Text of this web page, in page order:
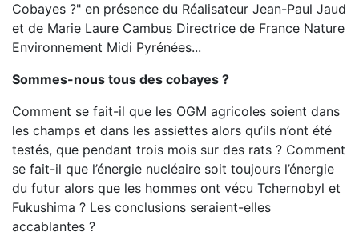
Cobayes ?" en présence du Réalisateur Jean-Paul Jaud
et de Marie Laure Cambus Directrice de France Nature
Environnement Midi Pyrénées...
Sommes-nous tous des cobayes ?
Comment se fait-il que les OGM agricoles soient dans
les champs et dans les assiettes alors qu’ils n’ont été
testés, que pendant trois mois sur des rats ? Comment
se fait-il que l’énergie nucléaire soit toujours l’énergie
du futur alors que les hommes ont vécu Tchernobyl et
Fukushima ? Les conclusions seraient-elles
accablantes ?